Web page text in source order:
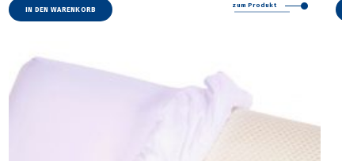
IN DEN WARENKORB
zum Produkt